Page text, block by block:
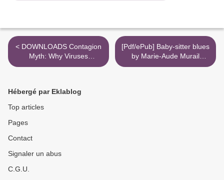
< DOWNLOADS Contagion
Myth: Why Viruses
(including
[Pdf/ePub] Baby-sitter blues
by Marie-Aude Murail
download ebook >
Hébergé par Eklablog
Top articles
Pages
Contact
Signaler un abus
C.G.U.